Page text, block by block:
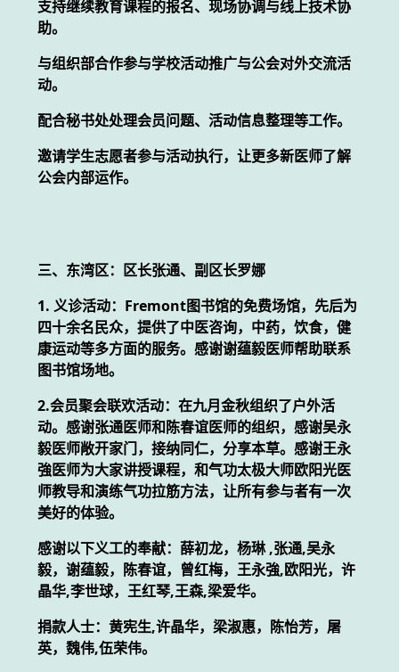
支持继续教育课程的报名、现场协调与线上技术协
助。
与组织部合作参与学校活动推广与公会对外交流活
动。
配合秘书处处理会员问题、活动信息整理等工作。
邀请学生志愿者参与活动执行，让更多新医师了解
公会内部运作。
三、东湾区：区长张通、副区长罗娜
1. 义诊活动：Fremont图书馆的免费场馆，先后为
四十余名民众，提供了中医咨询，中药，饮食，健
康运动等多方面的服务。感谢谢蕴毅医师帮助联系
图书馆场地。
2.会员聚会联欢活动：在九月金秋组织了户外活
动。感谢张通医师和陈春谊医师的组织，感谢吴永
毅医师敞开家门，接纳同仁，分享本草。感谢王永
強医师为大家讲授课程，和气功太极大师欧阳光医
师教导和演练气功拉筋方法，让所有参与者有一次
美好的体验。
感谢以下义工的奉献：薛初龙，杨琳 ,张通,吴永
毅，谢蕴毅，陈春谊，曾红梅，王永強,欧阳光，许
晶华,李世球，王红琴,王森,梁爱华。
捐款人士：黄宪生,许晶华，梁淑惠，陈怡芳，屠
英，魏伟,伍荣伟。